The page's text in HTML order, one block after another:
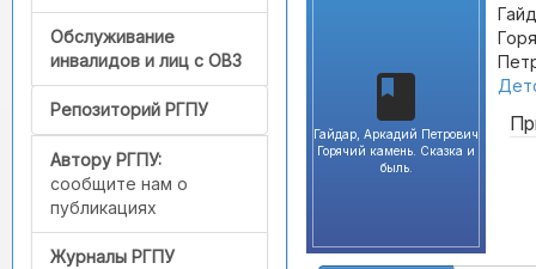
Обслуживание
инвалидов и лиц с ОВЗ
Репозиторий РГПУ
Автору РГПУ:
сообщите нам о
публикациях
Журналы РГПУ
Гайдар, Аркадий Петрович
Горячий камень. Сказка и
быль.